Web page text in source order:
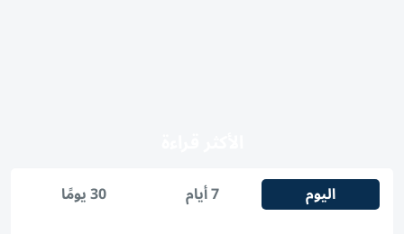
اليوم 7 أيام 30 يومًا